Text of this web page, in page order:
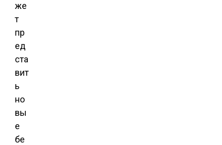
же
т
пр
ед
ста
вит
ь
но
вы
е
бе